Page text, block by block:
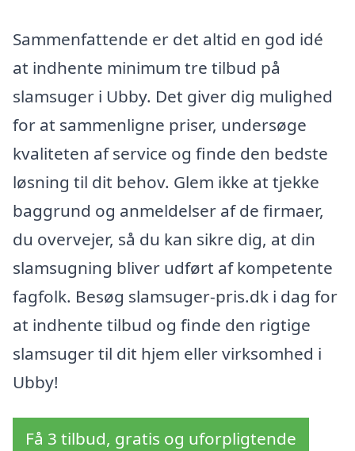
Sammenfattende er det altid en god idé
at indhente minimum tre tilbud på
slamsuger i Ubby. Det giver dig mulighed
for at sammenligne priser, undersøge
kvaliteten af service og finde den bedste
løsning til dit behov. Glem ikke at tjekke
baggrund og anmeldelser af de firmaer,
du overvejer, så du kan sikre dig, at din
slamsugning bliver udført af kompetente
fagfolk. Besøg slamsuger-pris.dk i dag for
at indhente tilbud og finde den rigtige
slamsuger til dit hjem eller virksomhed i
Ubby!
Få 3 tilbud, gratis og uforpligtende